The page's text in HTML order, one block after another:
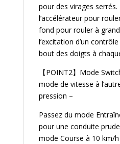
pour des virages
l’accélérateur pour
fond pour rouler à
l’excitation d’un
bout des doigts à
【POINT2】Mode
mode de vitesse à
pression –
Passez du mode
pour une conduite
mode Course à 10 km/